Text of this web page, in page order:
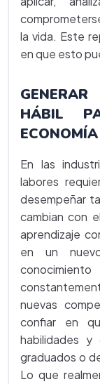
la vida. Este
en que esto
HÁBIL
En las
labores
desempeñar
cambian con
aprendizaje
en un
nuevas
confiar en
habilidades y
graduados o
Lo que